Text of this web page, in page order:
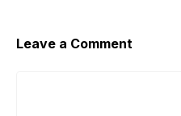
Leave a Comment